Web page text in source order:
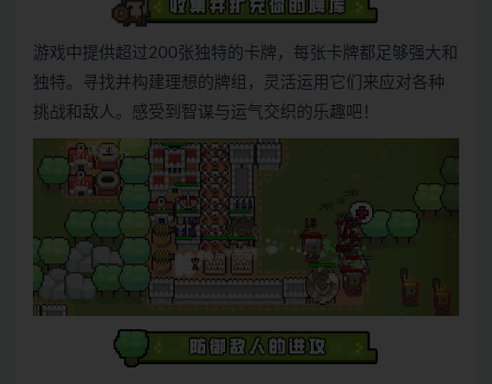
游戏中提供超过200张独特的卡牌，每张卡牌都足够强大和
独特。寻找并构建理想的牌组，灵活运用它们来应对各种
挑战和敌人。感受到智谋与运气交织的乐趣吧！